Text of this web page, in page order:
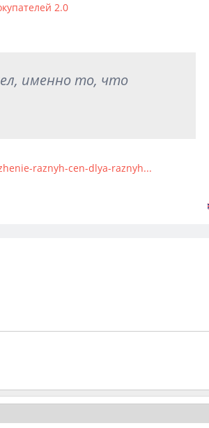
2.0
именно то, что
raznyh-cen-dlya-raznyh...